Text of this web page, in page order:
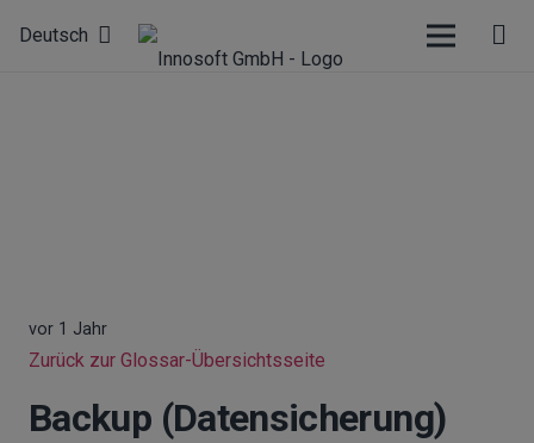
Deutsch
vor 1 Jahr
Zurück zur Glossar-Übersichtsseite
Backup (Datensicherung)